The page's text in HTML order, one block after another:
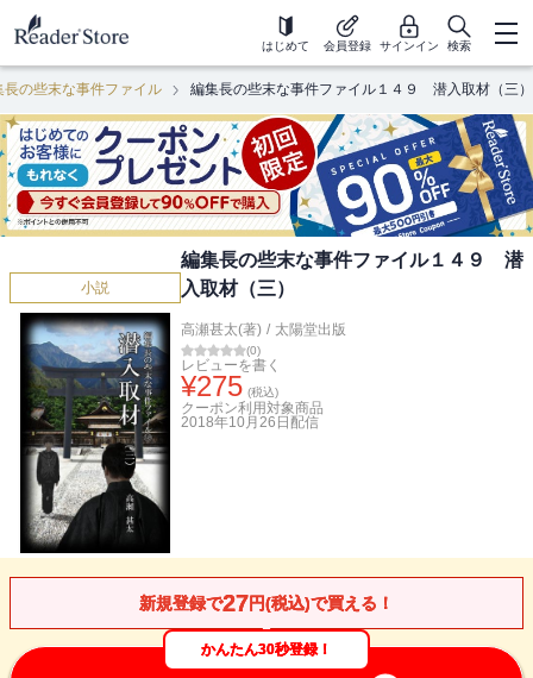
はじめて 会員登録 サインイン 検索
長の些末な事件ファイル 編集長の些末な事件ファイル１４９ 潜入取材（三）
小説
編集長の些末な事件ファイル１４９ 潜
入取材（三）
高瀬甚太(著) / 太陽堂出版
(0)
レビューを書く
¥275 (税込)
クーポン利用対象商品
2018年10月26日 配信
新規登録で27円(税込)で買える！
かんたん30秒登録！